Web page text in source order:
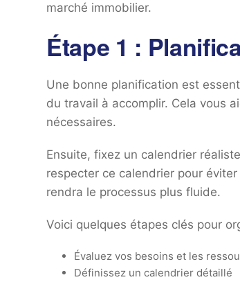
marché immobilier.
Étape 1 :
Une bonne planification est
du travail à accomplir. Cela vous
nécessaires.
Ensuite, fixez un calendrier
respecter ce calendrier pour
rendra le processus plus fluide.
Voici quelques étapes clés pour
Évaluez vos besoins et les
Définissez un calendrier détaillé